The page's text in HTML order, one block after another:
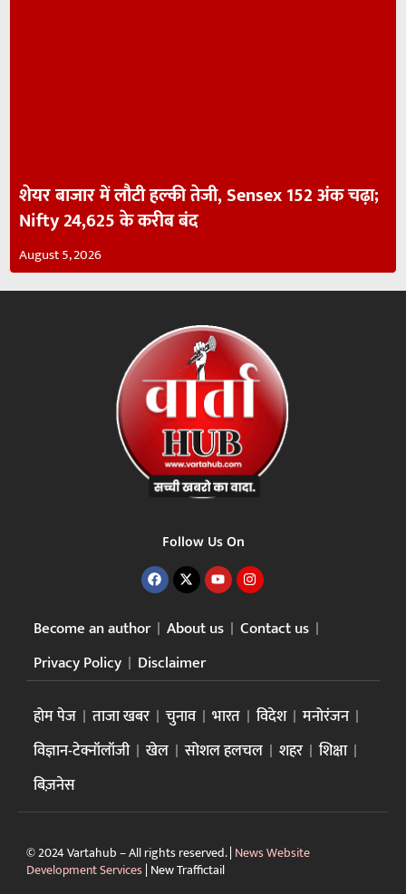
शेयर बाजार में लौटी हल्की तेजी, Sensex 152 अंक चढ़ा;
Nifty 24,625 के करीब बंद
August 5, 2026
Follow Us On
Become an author About us
Contact us
Privacy Policy
Disclaimer
होम पेज ताजा खबर चुनाव भारत विदेश
मनोरंजन
विज्ञान-टेक्नॉलॉजी
खेल सोशल हलचल शहर
शिक्षा
बिज़नेस
© 2024 Vartahub – All rights reserved. | News Website
Development Services| New Traffictail